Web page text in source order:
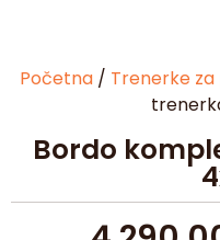
Početna / Trenerke
Bordo